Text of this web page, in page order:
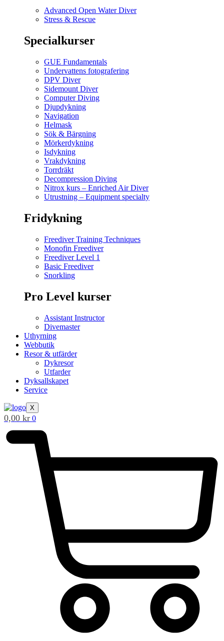
Advanced Open Water Diver
Stress & Rescue
Specialkurser
GUE Fundamentals
Undervattens fotografering
DPV Diver
Sidemount Diver
Computer Diving
Djupdykning
Navigation
Helmask
Sök & Bärgning
Mörkerdykning
Isdykning
Vrakdykning
Torrdräkt
Decompression Diving
Nitrox kurs – Enriched Air Diver
Utrustning – Equipment specialty
Fridykning
Freediver Training Techniques
Monofin Freediver
Freediver Level 1
Basic Freediver
Snorkling
Pro Level kurser
Assistant Instructor
Divemaster
Uthyrning
Webbutik
Resor & utfärder
Dykresor
Utfarder
Dyksallskapet
Service
X
0,00 kr 0